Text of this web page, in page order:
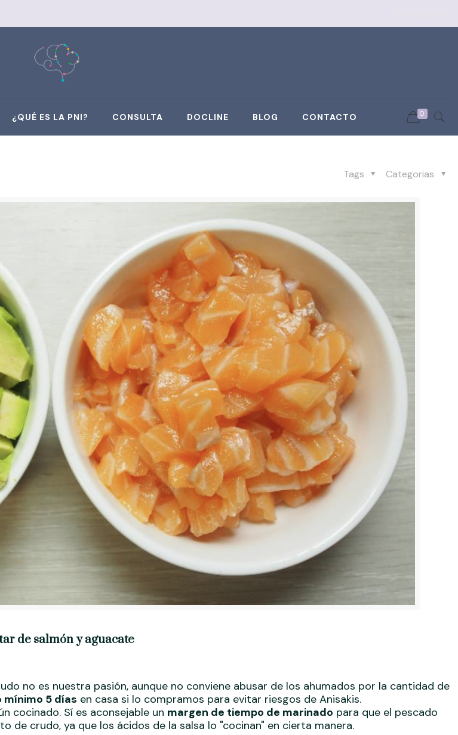
¿QUÉ ES LA PNI? CONSULTA DOCLINE BLOG CONTACTO 0
Categorias
Tags
de salmón y aguacate
no es nuestra pasión, aunque no conviene abusar de los ahumados por la cantidad de
5 días en casa si lo compramos para evitar riesgos de Anisakis.
cocinado. Sí es aconsejable un margen de tiempo de marinado para que el pescado
crudo, ya que los ácidos de la salsa lo "cocinan" en cierta manera.